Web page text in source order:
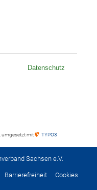
, umgesetzt mit TYPO3
Sachsen e.V.
Barrierefreiheit Cookies